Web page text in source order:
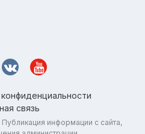
связь
информации с сайта,